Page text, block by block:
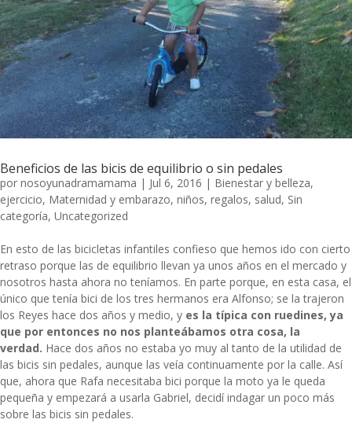
Beneficios de las bicis de equilibrio o sin pedales
por nosoyunadramamama | Jul 6, 2016 | Bienestar y belleza,
ejercicio, Maternidad y embarazo, niños, regalos, salud, Sin
categoría, Uncategorized
En esto de las bicicletas infantiles confieso que hemos ido con cierto
retraso porque las de equilibrio llevan ya unos años en el mercado y
nosotros hasta ahora no teníamos. En parte porque, en esta casa, el
único que tenía bici de los tres hermanos era Alfonso; se la trajeron
los Reyes hace dos años y medio, y es la típica con ruedines, ya
que por entonces no nos planteábamos otra cosa, la
verdad. Hace dos años no estaba yo muy al tanto de la utilidad de
las bicis sin pedales, aunque las veía continuamente por la calle. Así
que, ahora que Rafa necesitaba bici porque la moto ya le queda
pequeña y empezará a usarla Gabriel, decidí indagar un poco más
sobre las bicis sin pedales.